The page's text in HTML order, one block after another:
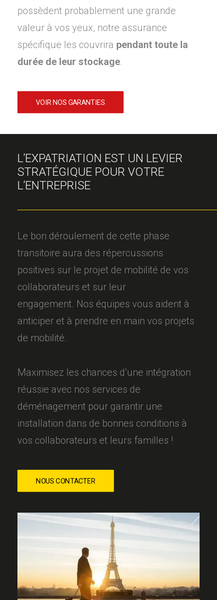
possèdent probablement une grande
valeur à vos yeux, notre assurance
spécifique les couvrira pendant toute la
durée de leur stockage.
VOIR NOS GARANTIES
L’EXPATRIATION EST UN LEVIER
STRATÉGIQUE POUR VOTRE
L’ENTREPRISE
Le bon déroulement de cette phase
transitoire aura des répercussions
positives sur le projet de mobilité de vos
collaborateurs et sur leur
engagement. Nos équipes vous aident à
anticiper et à prendre en main vos projets
de mobilité.
Maximisez les chances d’une intégration
réussie avec nos services de
déménagement pour garantir une
installation dans de bonnes conditions à
vos collaborateurs et leurs familles !
NOUS CONTACTER